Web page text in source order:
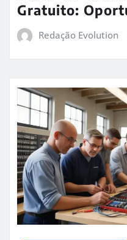
Gratuito:
Redação Evolution